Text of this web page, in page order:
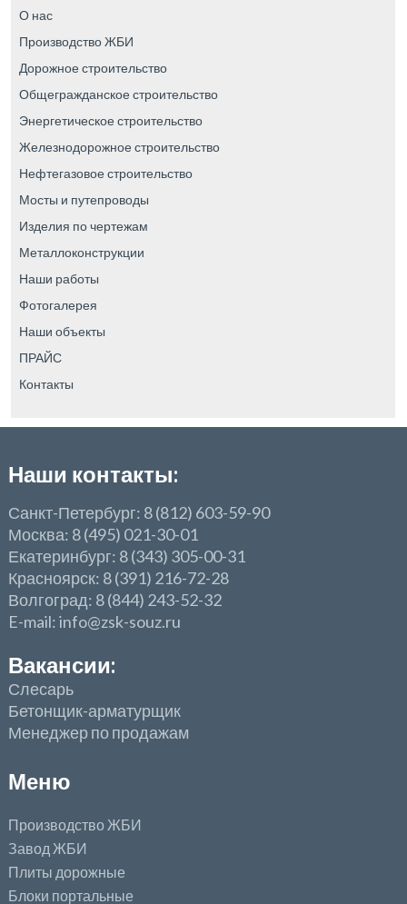
О нас
Производство ЖБИ
Дорожное строительство
Общегражданское строительство
Энергетическое строительство
Железнодорожное строительство
Нефтегазовое строительство
Мосты и путепроводы
Изделия по чертежам
Металлоконструкции
Наши работы
Фотогалерея
Наши объекты
ПРАЙС
Контакты
Наши контакты:
Санкт-Петербург: 8 (812) 603-59-90
Москва: 8 (495) 021-30-01
Екатеринбург: 8 (343) 305-00-31
Красноярск: 8 (391) 216-72-28
Волгоград: 8 (844) 243-52-32
E-mail: info@zsk-souz.ru
Вакансии:
Слесарь
Бетонщик-арматурщик
Менеджер по продажам
Меню
Производство ЖБИ
Завод ЖБИ
Плиты дорожные
Блоки портальные